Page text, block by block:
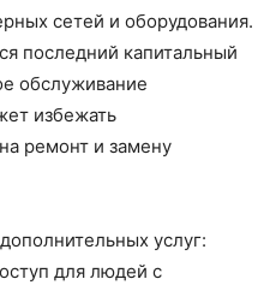
сетей и оборудования.
последний капитальный
обслуживание
избежать
ремонт и замену
услуг:
для людей с